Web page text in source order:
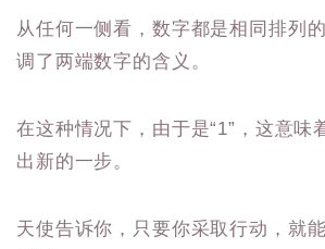
从任何一侧看，数字都是相同排列
调了两端数字的含义。
在这种情况下，由于是“1”，这意味
出新的一步。
天使告诉你，只要你采取行动，就